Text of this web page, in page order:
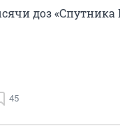
доз «Спутника
45